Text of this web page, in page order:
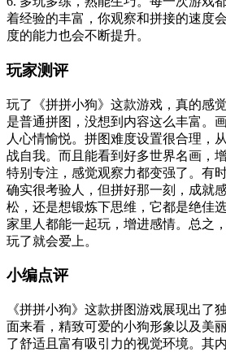
着经验的丰富，你观察和拼接的速度
度的能力也会不断提升。
玩家测评
玩了《拼拼小狗》这款游戏，真的感
是普通拼图，没想到内容这么丰富。
人心情愉悦。拼图难度设置很合理，
战自我。而且能看到好多世界名画，
特别专注，感觉观察力都变强了。有
确实很考验人，但拼好那一刻，成就
松，还是想锻炼下思维，它都是绝佳
家里人都能一起玩，增进感情。总之
玩了就会爱上。
小编点评
《拼拼小狗》这款拼图游戏展现出了
面来看，精致可爱的小狗形象以及美
了舒适且富有吸引力的视觉环境。其